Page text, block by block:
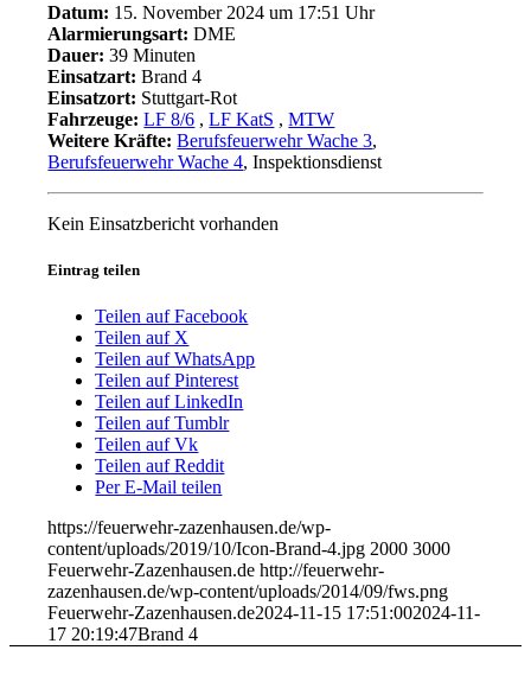
Datum: 15. November 2024 um 17:51 Uhr
Alarmierungsart: DME
Dauer: 39 Minuten
Einsatzart: Brand 4
Einsatzort: Stuttgart-Rot
Fahrzeuge: LF 8/6 ,LF KatS ,MTW
Weitere Kräfte: Berufsfeuerwehr Wache 3,
Berufsfeuerwehr Wache 4, Inspektionsdienst
Kein Einsatzbericht vorhanden
Eintrag teilen
Teilen auf Facebook
Teilen auf X
Teilen auf WhatsApp
Teilen auf Pinterest
Teilen auf LinkedIn
Teilen auf Tumblr
Teilen auf Vk
Teilen auf Reddit
Per E-Mail teilen
https://feuerwehr-zazenhausen.de/wp-
content/uploads/2019/10/Icon-Brand-4.jpg 2000 3000
Feuerwehr-Zazenhausen.de http://feuerwehr-
zazenhausen.de/wp-content/uploads/2014/09/fws.png
Feuerwehr-Zazenhausen.de2024-11-15 17:51:002024-11-
17 20:19:47Brand 4